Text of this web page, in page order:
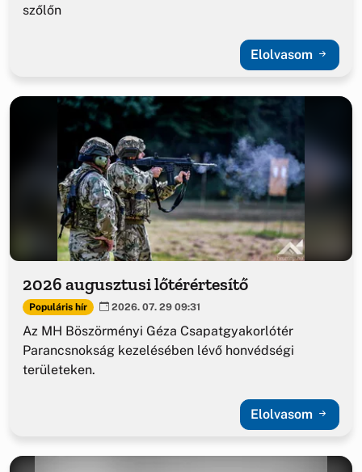
szőlőn
Elolvasom
2026 augusztusi lőtérértesítő
Populáris hír 2026. 07. 29 09:31
Az MH Böszörményi Géza Csapatgyakorlótér
Parancsnokság kezelésében lévő honvédségi
területeken.
Elolvasom